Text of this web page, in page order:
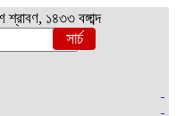
শ্রাবণ, ১৪৩৩ বঙ্গাব্দ